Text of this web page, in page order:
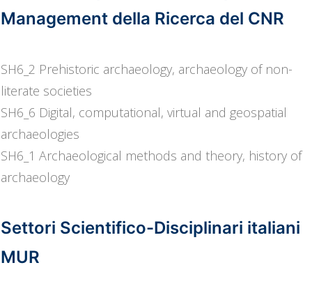
Management della Ricerca del CNR
SH6_2 Prehistoric archaeology, archaeology of non-
literate societies
SH6_6 Digital, computational, virtual and geospatial
archaeologies
SH6_1 Archaeological methods and theory, history of
archaeology
Settori Scientifico-Disciplinari italiani
MUR